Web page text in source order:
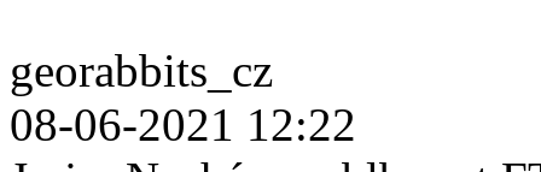
georabbits_cz
08-06-2021 12:22